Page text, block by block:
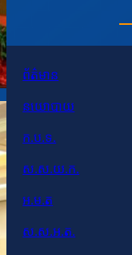
ព័ត៌មាន
នយោបាយ
ក.ប.ទ.
ស.ស.យ.ក.
អ.ម.ត
ស.ស.អ.ត.